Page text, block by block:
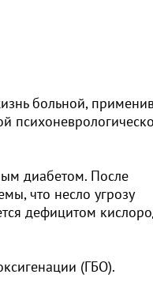
больной,
диабетом. После
что несло угрозу
дефицитом
(ГБО).